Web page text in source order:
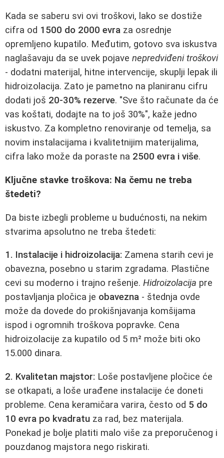
Kada se saberu svi ovi troškovi, lako se dostiže
cifra od 1500 do 2000 evra za osrednje
opremljeno kupatilo. Međutim, gotovo sva iskustva
naglašavaju da se uvek pojave nepredviđeni troškovi
- dodatni materijal, hitne intervencije, skuplji lepak ili
hidroizolacija. Zato je pametno na planiranu cifru
dodati još 20-30% rezerve. "Sve što računate da će
vas koštati, dodajte na to još 30%", kaže jedno
iskustvo. Za kompletno renoviranje od temelja, sa
novim instalacijama i kvalitetnijim materijalima,
cifra lako može da poraste na 2500 evra i više.
Ključne stavke troškova: Na čemu ne treba
štedeti?
Da biste izbegli probleme u budućnosti, na nekim
stvarima apsolutno ne treba štedeti:
1. Instalacije i hidroizolacija: Zamena starih cevi je
obavezna, posebno u starim zgradama. Plastične
cevi su moderno i trajno rešenje. Hidroizolacija pre
postavljanja pločica je obavezna - štednja ovde
može da dovede do prokišnjavanja komšijama
ispod i ogromnih troškova popravke. Cena
hidroizolacije za kupatilo od 5 m² može biti oko
15.000 dinara.
2. Kvalitetan majstor: Loše postavljene pločice će
se otkapati, a loše urađene instalacije će doneti
probleme. Cena keramičara varira, često od 5 do
10 evra po kvadratu za rad, bez materijala.
Ponekad je bolje platiti malo više za preporučenog i
pouzdanog majstora nego riskirati.